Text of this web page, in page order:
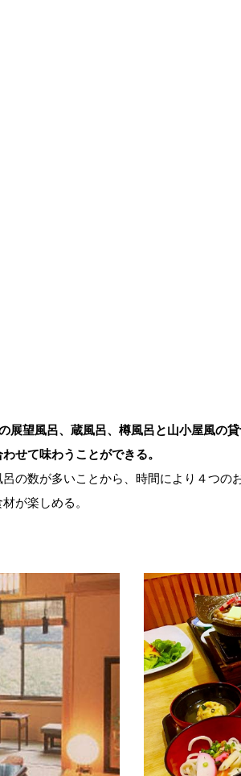
展望風呂、蔵風呂、樽風呂と山小屋風の
せて味わうことができる。
の数が多いことから、時間により４つ
が楽しめる。